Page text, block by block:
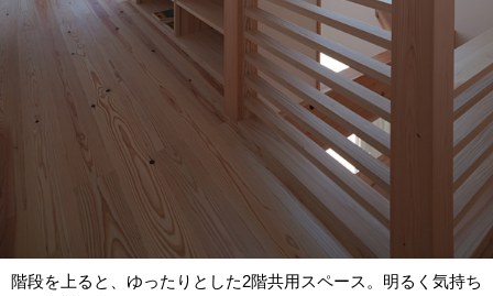
階段を上ると、ゆったりとした2階共用スペース。明るく気持ち